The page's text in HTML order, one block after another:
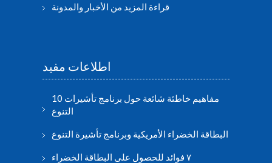
قراءة المزيد من الأخبار والمدونة
اطلاعات مفید
10 مفاهيم خاطئة شائعة حول برنامج تأشيرات
التنوع
البطاقة الخضراء الأمريكية وبرنامج تأشيرة التنوع
٧ فوائد للحصول على البطاقة الخضراء